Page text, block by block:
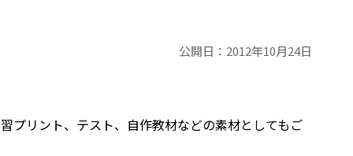
公開日： 2012年10月24日
プリント、テスト、自作教材などの素材としてもご